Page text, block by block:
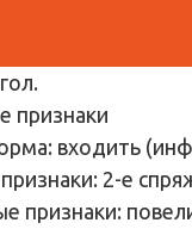
признаки
входить
2-е
признаки: